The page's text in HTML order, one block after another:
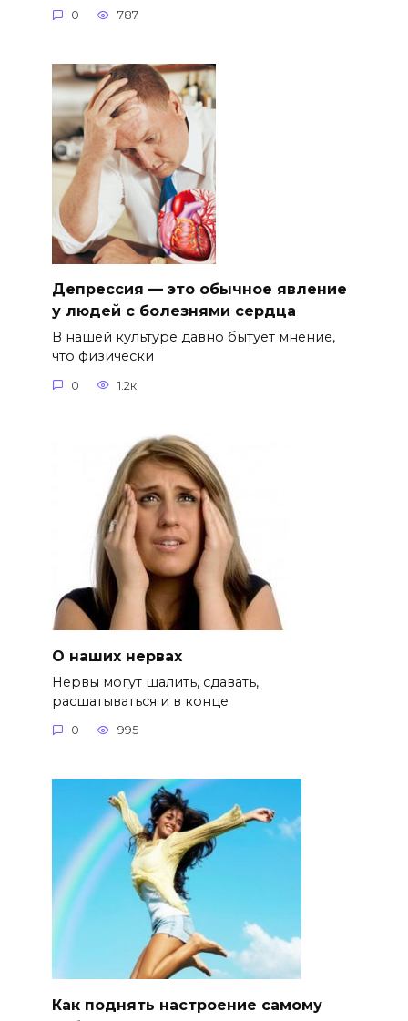
0 787
Депрессия — это обычное явление
у людей с болезнями сердца
В нашей культуре давно бытует мнение,
что физически
0 1.2к.
О наших нервах
Нервы могут шалить, сдавать,
расшатываться и в конце
0 995
Как поднять настроение самому